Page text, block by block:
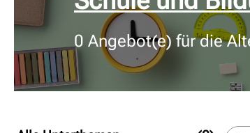
0 Angebot(e) für die